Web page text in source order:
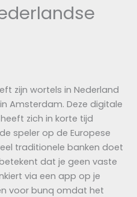
zijn wortels in Nederland
Amsterdam. Deze digitale
zich in korte tijd
speler op de Europese
traditionele banken doet
dat je geen vaste
via een app op je
voor bunq omdat het